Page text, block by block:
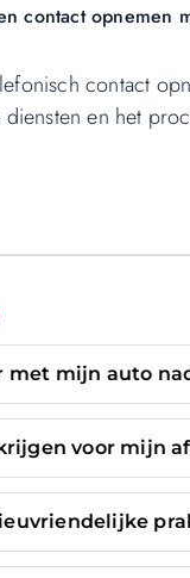
contact opnemen
contact
en het
met mijn auto
voor mijn